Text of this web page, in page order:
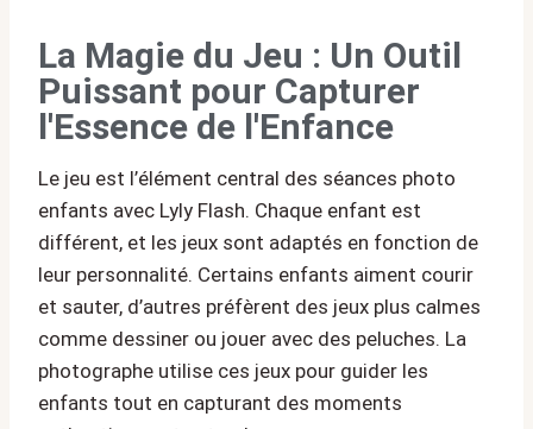
La Magie du Jeu : Un Outil
Puissant pour Capturer
l'Essence de l'Enfance
Le jeu est l’élément central des séances photo
enfants avec Lyly Flash. Chaque enfant est
différent, et les jeux sont adaptés en fonction de
leur personnalité. Certains enfants aiment courir
et sauter, d’autres préfèrent des jeux plus calmes
comme dessiner ou jouer avec des peluches. La
photographe utilise ces jeux pour guider les
enfants tout en capturant des moments